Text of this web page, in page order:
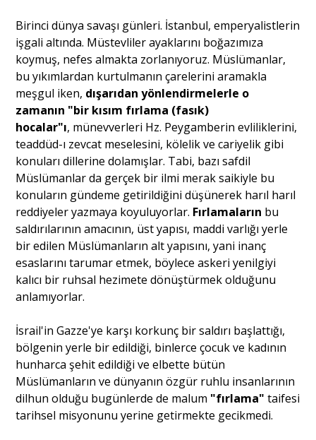
Birinci dünya savaşı günleri. İstanbul, emperyalistlerin
işgali altında. Müstevliler ayaklarını boğazımıza
koymuş, nefes almakta zorlanıyoruz. Müslümanlar,
bu yıkımlardan kurtulmanın çarelerini aramakla
meşgul iken, dışarıdan yönlendirmelerle o
zamanın "bir kısım fırlama (fasık)
hocalar"ı, münevverleri Hz. Peygamberin evliliklerini,
teaddüd-ı zevcat meselesini, kölelik ve cariyelik gibi
konuları dillerine dolamışlar. Tabi, bazı safdil
Müslümanlar da gerçek bir ilmi merak saikiyle bu
konuların gündeme getirildiğini düşünerek harıl harıl
reddiyeler yazmaya koyuluyorlar. Fırlamaların bu
saldırılarının amacının, üst yapısı, maddi varlığı yerle
bir edilen Müslümanların alt yapısını, yani inanç
esaslarını tarumar etmek, böylece askeri yenilgiyi
kalıcı bir ruhsal hezimete dönüştürmek olduğunu
anlamıyorlar.
İsrail'in Gazze'ye karşı korkunç bir saldırı başlattığı,
bölgenin yerle bir edildiği, binlerce çocuk ve kadının
hunharca şehit edildiği ve elbette bütün
Müslümanların ve dünyanın özgür ruhlu insanlarının
dilhun olduğu bugünlerde de malum "fırlama" taifesi
tarihsel misyonunu yerine getirmekte gecikmedi.